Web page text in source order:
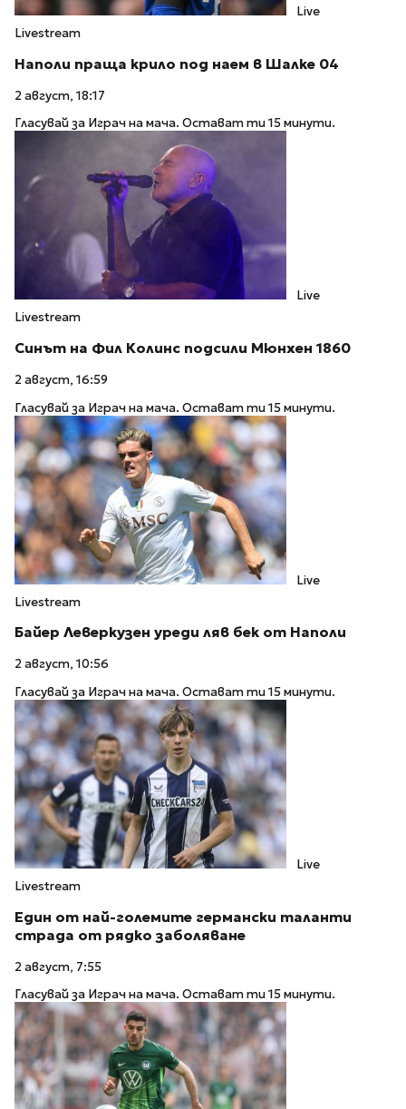
Live
Livestream
Наполи праща крило под наем в Шалке 04
2 август, 18:17
Гласувай за Играч на мача. Остават ти 15 минути.
Live
Livestream
Синът на Фил Колинс подсили Мюнхен 1860
2 август, 16:59
Гласувай за Играч на мача. Остават ти 15 минути.
Live
Livestream
Байер Леверкузен уреди ляв бек от Наполи
2 август, 10:56
Гласувай за Играч на мача. Остават ти 15 минути.
Live
Livestream
Един от най-големите германски таланти
страда от рядко заболяване
2 август, 7:55
Гласувай за Играч на мача. Остават ти 15 минути.